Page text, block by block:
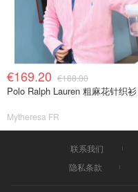
€169.20 €188.00
Polo Ralph Lauren 粗麻花针织衫
Mytheresa FR
联系我们
隐私条款